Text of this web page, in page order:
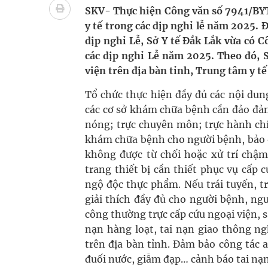
cầu
Ung thư thận: Nguy hiểm vì tiến triển quá âm
Nhiều chuỗi hoạt động lớn được diễn ra tại Lễ
Tiếp tục rà soát, triển khai các nhiệm vụ trong
Súp lơ xanh mang đến hy vọng mới trong phòng
Tác Dụng Chống Kết Tập Tiểu Cầu Và Chống
Quan Bằng Chứng Dược Lý Và Cơ Chế Phân Tử
SKV- Thực hiện Công văn số 7941/
y tế trong các dịp nghỉ lễ năm 2025.
dịp nghỉ Lễ, Sở Y tế Đắk Lắk vừa có
các dịp nghỉ Lễ năm 2025. Theo đó,
viện trên địa bàn tỉnh, Trung tâm y
Tổ chức thực hiện đầy đủ các nội
các cơ sở khám chữa bệnh cần đảo
nóng; trực chuyên môn; trực hành
khám chữa bệnh cho người bệnh,
không được từ chối hoặc xử trí
trang thiết bị cần thiết phục vụ cấp
ngộ độc thực phẩm. Nếu trái tuyến,
giải thích đầy đủ cho người bệnh,
công thường trực cấp cứu ngoại viện,
nạn hàng loạt, tai nạn giao thông
trên địa bàn tỉnh. Đảm bảo công tác
đuối nước, giẫm đạp… cảnh báo tai